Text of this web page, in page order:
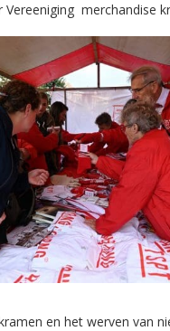
merchandise
en het werven van